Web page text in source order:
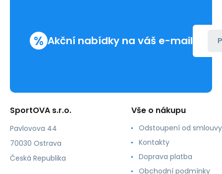
% Akční nabídky na váš e-mail
SportOVA s.r.o.
Pavlovova 44
70030 Ostrava
Česká Republika
Vše o nákupu
Odstoupení od smlouvy
Kontakty
Doprava platba
Obchodní podmínky